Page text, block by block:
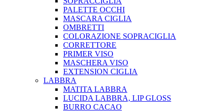
PALETTE OCCHI
MASCARA CIGLIA
OMBRETTI
COLORAZIONE SOPRACIGLIA
CORRETTORE
PRIMER VISO
MASCHERA VISO
EXTENSION CIGLIA
LABBRA
MATITA LABBRA
LUCIDA LABBRA, LIP GLOSS
BURRO CACAO